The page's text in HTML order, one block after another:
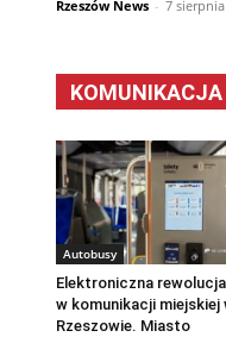
Rzeszów News - 7 sierpnia
KOMUNIKACJA
Autobusy
Elektroniczna rewolucja
w komunikacji miejskiej
Rzeszowie. Miasto